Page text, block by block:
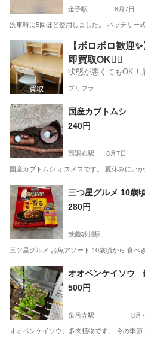
金子駅 8月7日
洗車時に5回ほど使用しました。 バッテリー
東京 青梅市 金子駅 その他
【ボロボロ歓迎
即買取OK🙆‍♀️
状態が悪くてもOK！
プリフラ
国産カブトムシ
240円
西調布駅 8月7日
国産カブトムシ オスメスです。 夏休みにい
東京 調布市 西調布駅 その他
三つ星グルメ 10歳
280円
武蔵砂川駅
三ツ星グルメ お魚アソート 10歳頃から 食
東京 武蔵村山市 武蔵砂川駅 そ
オオベンケイソウ
500円
泉岳寺駅 8月
オオベンケイソウ、多肉植物です。 今の季